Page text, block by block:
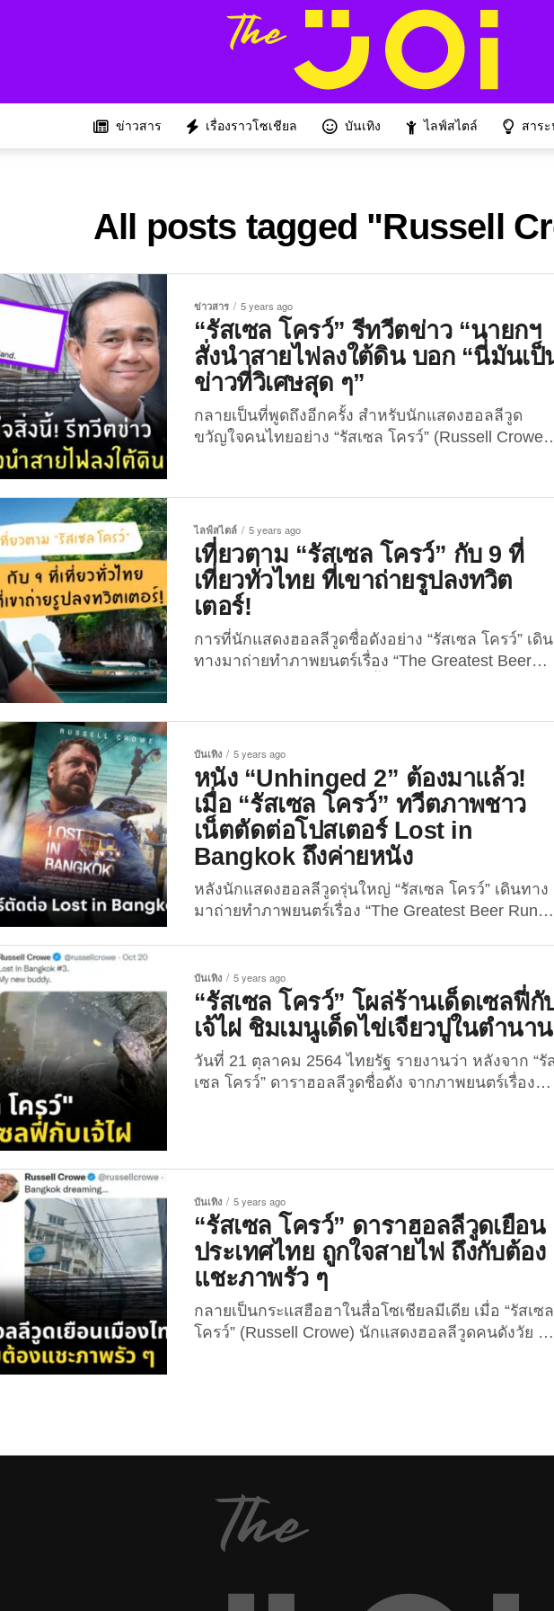
ข่าวสาร เรื่องราวโซเชียล บันเทิง ไลฟ์สไตล์ สาร
All posts tagged "Russell
ข่าวสาร 5 years ago
“รัสเซล โครว์” รีทวีตข่าว “นายกฯ
สั่งนำสายไฟลงใต้ดิน บอก “นี่มันเป็
ข่าวที่วิเศษสุด ๆ”
กลายเป็นที่พูดถึงอีกครั้ง สำหรับนักแสดงฮอลลีวูด
ขวัญใจคนไทยอย่าง “รัสเซล โครว์” (Russell Crowe)
บอกลาเมืองไทยไปแล้ว แต่รัสเซลก็ยังคงให้ความสน
กับเหตุการณ์ต่าง ๆ ในบ้านเราไม่เปลี่ยน เช่นเดียวกัน
กับกรณีล่าสุด ที่รัสเซลได้รีทวีตข่าวจาก Thai Enquirer
ที่ระบุว่า พลเอกประยุทธ์ จันทร์โอชา นายกรัฐมนตรี ได้
สั่งหน่วยงานที่เกี่ยวข้องให้พยายามนำสายไฟฟ้าและ
สายสื่อสารลงใต้ดิน ซึ่งเป็นผลมาจากทวีตของรัสเซล
อย่างรูปสายไฟในกรุงเทพฯ ที่เคยโด่งดังและเป็นกระแส
เมื่อเดือนที่แล้ว Fantastic news....
ไลฟ์สไตล์ 5 years ago
เที่ยวตาม “รัสเซล โครว์” กับ 9 ที่
เที่ยวทั่วไทย ที่เขาถ่ายรูปลงทวิต
เตอร์!
การที่นักแสดงฮอลลีวูดชื่อดังอย่าง “รัสเซล โครว์” เดิน
ทางมาถ่ายทำภาพยนตร์เรื่อง “The Greatest Beer
เที่ยวไทยและประทับใจสุด ๆ อีกต่างหาก ชอบเมือง
ไทยมากขนาดที่ว่า แชะภาพทุกที่ที่เขาเดินทางไปเที่ยว
ลง “ทวิตเตอร์” จนประเทศไทย กลายเป็นจุดหมายปลาย
ทางที่นักท่องเที่ยวทั่วโลกอยากมาท่องเที่ยวหลัง
สถานการณ์โควิดดีขึ้น! ไม่เว้นแม้กระทั่งนักท่องเที่ยว
ชาวไทยเห็น “รัสเซล โครว์” เที่ยวแล้ว ก็คงอยากเที่ยว
ตามบ้าง แต่เขาเดินทางไปเช็กอินที่เที่ยวที่ไหนบ้าง
The Joi ได้รวบรวมมาฝากทุกคนแล้ว...
บันเทิง 5 years ago
หนัง “Unhinged 2” ต้องมาแล้ว!
เมื่อ “รัสเซล โครว์” ทวีตภาพชาว
เน็ตตัดต่อโปสเตอร์ Lost in
Bangkok ถึงค่ายหนัง
หลังนักแสดงฮอลลีวูดรุ่นใหญ่ “รัสเซล โครว์” เดินทาง
มาถ่ายทำภาพยนตร์เรื่อง “The Greatest Beer Run
แชะรูปลงทวิตเตอร์อวดชาวโลก ตั้งแต่สายไฟ (อันที่จริง
คือ สายโทรศัพท์) ที่พันกันยุ่งเหยิง, ถ่ายรูปกับเจ้าของ
ตำนานไข่เจียวปู มิชลินสตาร์ “เจ๊ไฝ” ไปจนถึงถ่ายรูป
น้อง “ตัวเงินตัวทอง” ที่มีเยอะมากในประเทศไทย...
บันเทิง 5 years ago
“รัสเซล โครว์” โผล่ร้านเด็ดเซลฟี่กั
เจ้ไฝ ชิมเมนูเด็ดไข่เจียวปูในตำนาน
วันที่ 21 ตุลาคม 2564 ไทยรัฐ รายงานว่า หลังจาก “รั
เซล โครว์” ดาราฮอลลีวูดชื่อดัง จากภาพยนตร์เรื่อง
แพร่ผ่านทางบัญชีทวิตเตอร์ @russellcrowe ที่มีผู้
ชาติให้ความสนใจอย่างมาก ซึ่งถือเป็นการโปรโมต
การท่องเที่ยวของไทยไปในตัว...
บันเทิง 5 years ago
“รัสเซล โครว์” ดาราฮอลลีวูดเยือน
ประเทศไทย ถูกใจสายไฟ ถึงกับต้อง
แชะภาพรัว ๆ
กลายเป็นกระแสฮือฮาในสื่อโซเชียลมีเดีย เมื่อ “รัสเซล
โครว์” (Russell Crowe) นักแสดงฮอลลีวูดคนดังวัย 57
จากที่นิวเจอร์ซีย์ สหรัฐอเมริกา โดยเขาได้โพสต์ภาพ
และเรื่องราวทางทวิตเตอร์ @russellcrowe บอกเล่ามุม
มอง...